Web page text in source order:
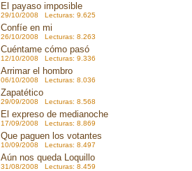
El payaso imposible
29/10/2008 Lecturas: 9.625
Confíe en mi
26/10/2008 Lecturas: 8.263
Cuéntame cómo pasó
12/10/2008 Lecturas: 9.336
Arrimar el hombro
06/10/2008 Lecturas: 8.036
Zapatético
29/09/2008 Lecturas: 8.568
El expreso de medianoche
17/09/2008 Lecturas: 8.869
Que paguen los votantes
10/09/2008 Lecturas: 8.497
Aún nos queda Loquillo
31/08/2008 Lecturas: 8.459